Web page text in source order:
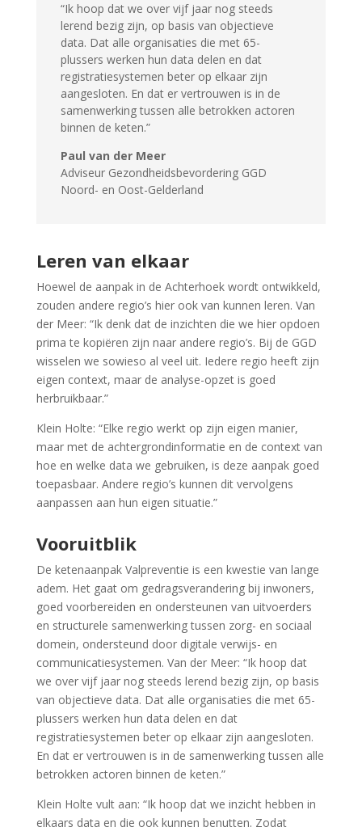
“Ik hoop dat we over vijf jaar nog steeds
lerend bezig zijn, op basis van objectieve
data. Dat alle organisaties die met 65-
plussers werken hun data delen en dat
registratiesystemen beter op elkaar zijn
aangesloten. En dat er vertrouwen is in de
samenwerking tussen alle betrokken actoren
binnen de keten.”
Paul van der Meer
Adviseur Gezondheidsbevordering GGD
Noord- en Oost-Gelderland
Leren van elkaar
Hoewel de aanpak in de Achterhoek wordt ontwikkeld,
zouden andere regio’s hier ook van kunnen leren. Van
der Meer: “Ik denk dat de inzichten die we hier opdoen
prima te kopiëren zijn naar andere regio’s. Bij de GGD
wisselen we sowieso al veel uit. Iedere regio heeft zijn
eigen context, maar de analyse-opzet is goed
herbruikbaar.”
Klein Holte: “Elke regio werkt op zijn eigen manier,
maar met de achtergrondinformatie en de context van
hoe en welke data we gebruiken, is deze aanpak goed
toepasbaar. Andere regio’s kunnen dit vervolgens
aanpassen aan hun eigen situatie.”
Vooruitblik
De ketenaanpak Valpreventie is een kwestie van lange
adem. Het gaat om gedragsverandering bij inwoners,
goed voorbereiden en ondersteunen van uitvoerders
en structurele samenwerking tussen zorg- en sociaal
domein, ondersteund door digitale verwijs- en
communicatiesystemen. Van der Meer: “Ik hoop dat
we over vijf jaar nog steeds lerend bezig zijn, op basis
van objectieve data. Dat alle organisaties die met 65-
plussers werken hun data delen en dat
registratiesystemen beter op elkaar zijn aangesloten.
En dat er vertrouwen is in de samenwerking tussen alle
betrokken actoren binnen de keten.”
Klein Holte vult aan: “Ik hoop dat we inzicht hebben in
elkaars data en die ook kunnen benutten. Zodat